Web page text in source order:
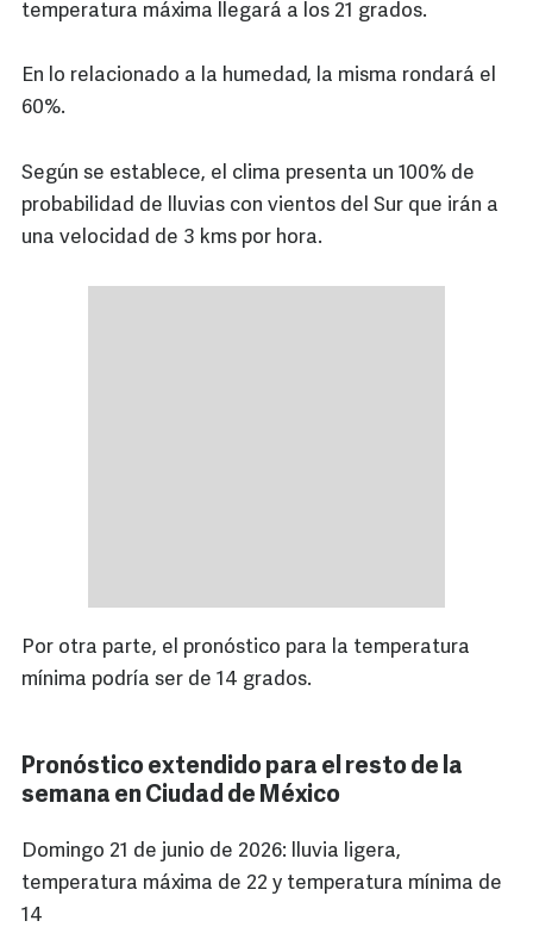
temperatura máxima llegará a los 21 grados.
En lo relacionado a la humedad, la misma rondará el
60%.
Según se establece, el clima presenta un 100% de
probabilidad de lluvias con vientos del Sur que irán a
una velocidad de 3 kms por hora.
Por otra parte, el pronóstico para la temperatura
mínima podría ser de 14 grados.
Pronóstico extendido para el resto de la
semana en Ciudad de México
Domingo 21 de junio de 2026: lluvia ligera,
temperatura máxima de 22 y temperatura mínima de
14